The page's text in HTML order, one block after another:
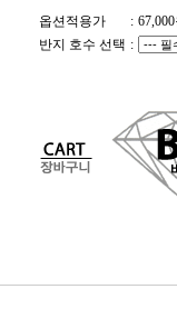
옵션적용가 : 67,000
반지 호수 선택 :